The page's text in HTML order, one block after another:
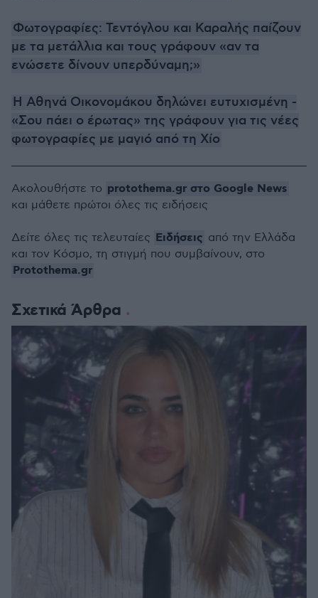
Φωτογραφίες: Τεντόγλου και Καραλής παίζουν
με τα μετάλλια και τους γράφουν «αν τα
ενώσετε δίνουν υπερδύναμη;»
Η Αθηνά Οικονομάκου δηλώνει ευτυχισμένη -
«Σου πάει ο έρωτας» της γράφουν για τις νέες
φωτογραφίες με μαγιό από τη Χίο
Σχετικά Άρθρα
Ακολουθήστε το protothema.gr στο Google News
και μάθετε πρώτοι όλες τις ειδήσεις
Δείτε όλες τις τελευταίες Ειδήσεις από την Ελλάδα
και τον Κόσμο, τη στιγμή που συμβαίνουν, στο
Protothema.gr